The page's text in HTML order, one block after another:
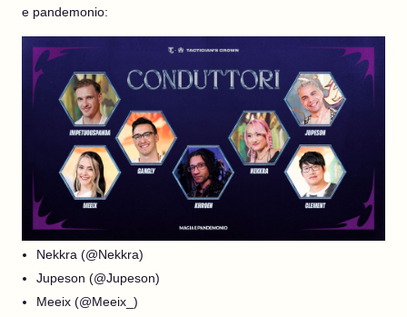
e pandemonio:
Nekkra (@Nekkra)
Jupeson (@Jupeson)
Meeix (@Meeix_)